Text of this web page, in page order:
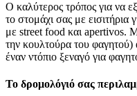
Ο καλύτερος τρόπος για να
το στομάχι σας με εισιτήρια
με street food και apertivos.
την κουλτούρα του φαγητού)
έναν ντόπιο ξεναγό για
Το δρομολόγιό σας